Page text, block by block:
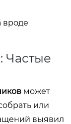
вроде
Частые
может
или
выявил